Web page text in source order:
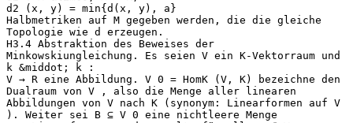
d2 (x, y) = min{d(x, y), a}
Halbmetriken auf M gegeben werden, die die gleiche
Topologie wie d erzeugen.
H3.4 Abstraktion des Beweises der
Minkowskiungleichung. Es seien V ein K-Vektorraum und
k &middot; k :
V → R eine Abbildung. V 0 = HomK (V, K) bezeichne den
Dualraum von V , also die Menge aller linearen
Abbildungen von V nach K (synonym: Linearformen auf V
). Weiter sei B ⊆ V 0 eine nichtleere Menge